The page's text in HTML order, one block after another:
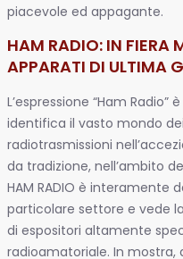
piacevole ed appagante.
HAM RADIO: IN FIERA
APPARATI DI ULTIMA
L’espressione “Ham Radio”
identifica il vasto mondo
radiotrasmissioni
da tradizione, nell’ambito
HAM RADIO è interamente
particolare settore e vede
di espositori altamente
radioamatoriale. In mostra,